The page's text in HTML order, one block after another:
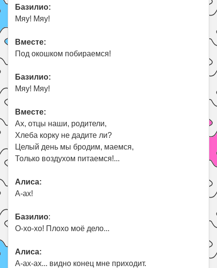
Базилио:
Мяу! Мяу!
Вместе:
Под окошком побираемся!
Базилио:
Мяу! Мяу!
Вместе:
Ах, отцы наши, родители,
Хлеба корку не дадите ли?
Целый день мы бродим, маемся,
Только воздухом питаемся!...
Алиса:
А-ах!
Базилио:
О-хо-хо! Плохо моё дело...
Алиса:
А-ах-ах... видно конец мне приходит.